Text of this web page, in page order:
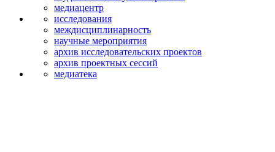
медиацентр
исследования
междисципли­нарность
научные мероприятия
архив исследова­тельских проектов
архив проектных сессий
медиатека